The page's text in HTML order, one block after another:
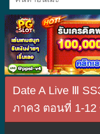
Date A Live Ⅲ
ภาค3 ตอนที่ 1-12